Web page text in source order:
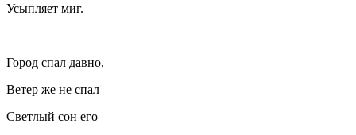
Усыпляет миг.
Город спал давно,
Ветер же не спал —
Светлый сон его